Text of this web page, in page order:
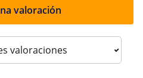
valoración